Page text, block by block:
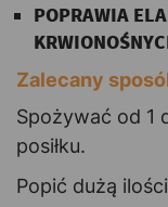
POPRAWIA
Zalecany
Spożywać od 1
posiłku.
Popić dużą